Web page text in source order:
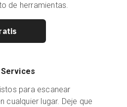
de herramientas.
para escanear
cualquier lugar. Deje que